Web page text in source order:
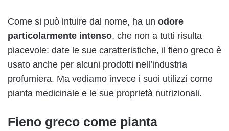
Come si può intuire dal nome, ha un odore
particolarmente intenso, che non a tutti risulta
piacevole: date le sue caratteristiche, il fieno greco è
usato anche per alcuni prodotti nell’industria
profumiera. Ma vediamo invece i suoi utilizzi come
pianta medicinale e le sue proprietà nutrizionali.
Fieno greco come pianta